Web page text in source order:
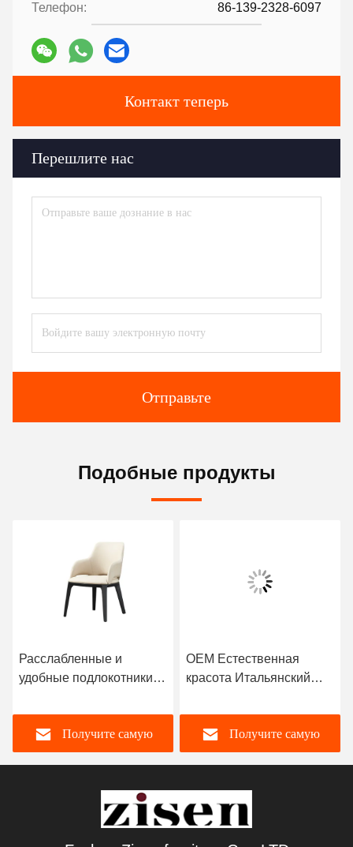
Телефон: 86-139-2328-6097
Контакт теперь
Перешлите нас
Отправьте
Подобные продукты
Расслабленные и
удобные подлокотники в
Получите самую
OEM Естественная
красота Итальянский
Получите самую